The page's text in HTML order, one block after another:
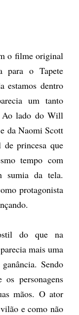
o filme original
para o Tapete
estamos dentro
um tanto
Ao lado do Will
da Naomi Scott
de princesa que
tempo com
sumia da tela.
protagonista
do que na
mais uma
Sendo
os personagens
mãos. O ator
e como não